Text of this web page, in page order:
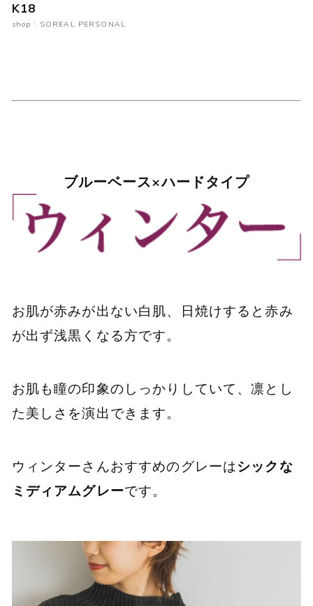
K18
shop : SOREAL PERSONAL
ブルーベース×ハードタイプ
お肌が赤みが出ない白肌、日焼けすると赤み
が出ず浅黒くなる方です。
お肌も瞳の印象のしっかりしていて、凛とし
た美しさを演出できます。
ウィンターさんおすすめのグレーはシックな
ミディアムグレーです。